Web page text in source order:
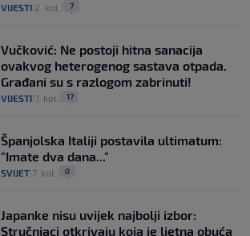
VIJESTI 2. kol. 7
Vučković: Ne postoji hitna sanacija
ovakvog heterogenog sastava otpada.
Građani su s razlogom zabrinuti!
VIJESTI 7. kol. 17
Španjolska Italiji postavila ultimatum:
"Imate dva dana..."
SVIJET 7. kol. 0
Japanke nisu uvijek najbolji izbor:
Stručnjaci otkrivaju koja je ljetna obuća